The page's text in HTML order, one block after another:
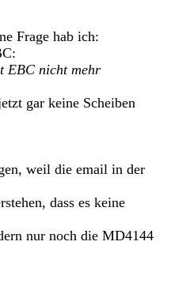
Frage hab ich:
EBC nicht mehr
gar keine Scheiben
weil die email in der
dass es keine
nur noch die MD4144